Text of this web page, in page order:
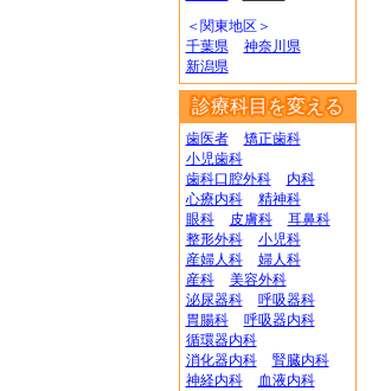
＜関東地区＞
千葉県
神奈川県
新潟県
診療科目を変える
歯医者
矯正歯科
小児歯科
歯科口腔外科
内科
心療内科
精神科
眼科
皮膚科
耳鼻科
整形外科
小児科
産婦人科
婦人科
産科
美容外科
泌尿器科
呼吸器科
胃腸科
呼吸器内科
循環器内科
消化器内科
腎臓内科
神経内科
血液内科